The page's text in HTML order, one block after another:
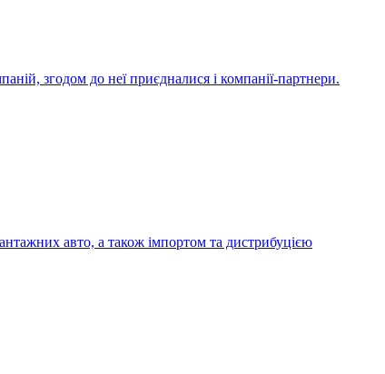
згодом до неї приєдналися і компанії-партнери.
авто, а також імпортом та дистрибуцією